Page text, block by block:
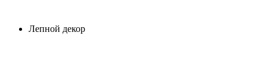
Лепной декор